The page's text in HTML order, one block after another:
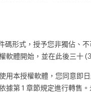
碼形式，授予您非獨佔、
軟體開始，並在此後三十
用本授權軟體，您同意即
據第 1 章節規定進行轉售